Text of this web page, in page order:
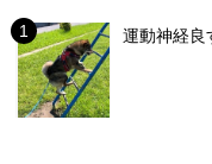
運動神経良